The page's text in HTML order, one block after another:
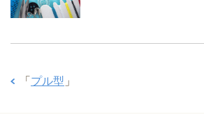
「 プル型 」